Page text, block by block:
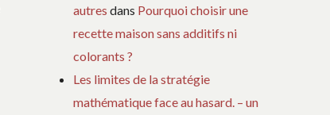
autres dans Pourquoi choisir une
recette maison sans additifs ni
colorants ?
Les limites de la stratégie
mathématique face au hasard. – un